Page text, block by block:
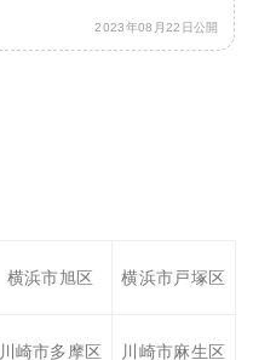
2023年08月22日公開
横浜市旭区 横浜市戸塚区
川崎市多摩区 川崎市麻生区